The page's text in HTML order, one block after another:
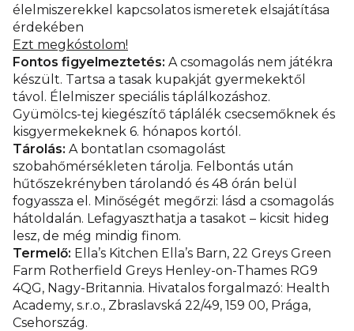
élelmiszerekkel kapcsolatos ismeretek elsajátítása
érdekében
Ezt megkóstolom!
Fontos figyelmeztetés: A csomagolás nem játékra
készült. Tartsa a tasak kupakját gyermekektől
távol. Élelmiszer speciális táplálkozáshoz.
Gyümölcs-tej kiegészítő táplálék csecsemőknek és
kisgyermekeknek 6. hónapos kortól.
Tárolás: A bontatlan csomagolást
szobahőmérsékleten tárolja. Felbontás után
hűtőszekrényben tárolandó és 48 órán belül
fogyassza el. Minőségét megőrzi: lásd a csomagolás
hátoldalán. Lefagyaszthatja a tasakot – kicsit hideg
lesz, de még mindig finom.
Termelő: Ella’s Kitchen Ella’s Barn, 22 Greys Green
Farm Rotherfield Greys Henley-on-Thames RG9
4QG, Nagy-Britannia. Hivatalos forgalmazó: Health
Academy, s.r.o., Zbraslavská 22/49, 159 00, Prága,
Csehország.